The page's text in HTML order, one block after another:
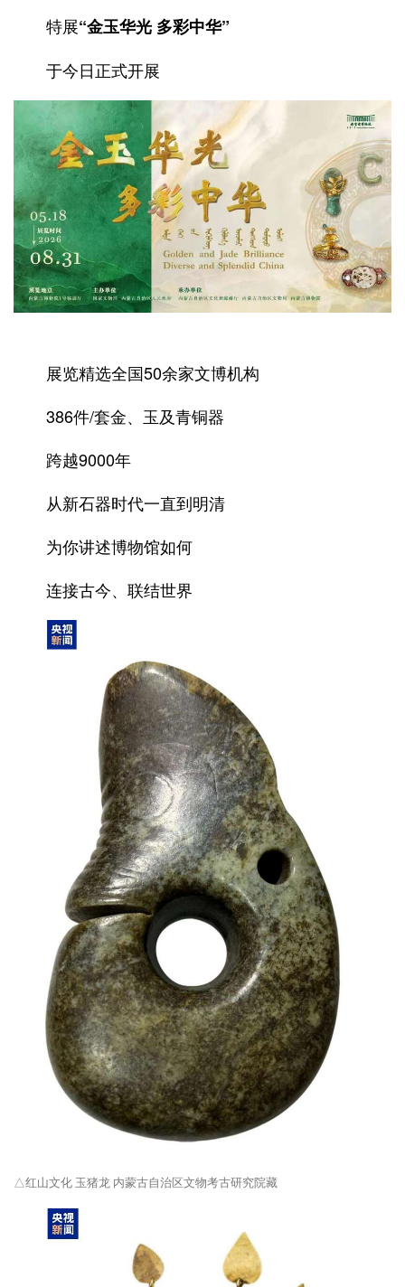
特展“金玉华光 多彩中华”
于今日正式开展
展览精选全国50余家文博机构
386件/套金、玉及青铜器
跨越9000年
从新石器时代一直到明清
为你讲述博物馆如何
连接古今、联结世界
△红山文化 玉猪龙 内蒙古自治区文物考古研究院藏